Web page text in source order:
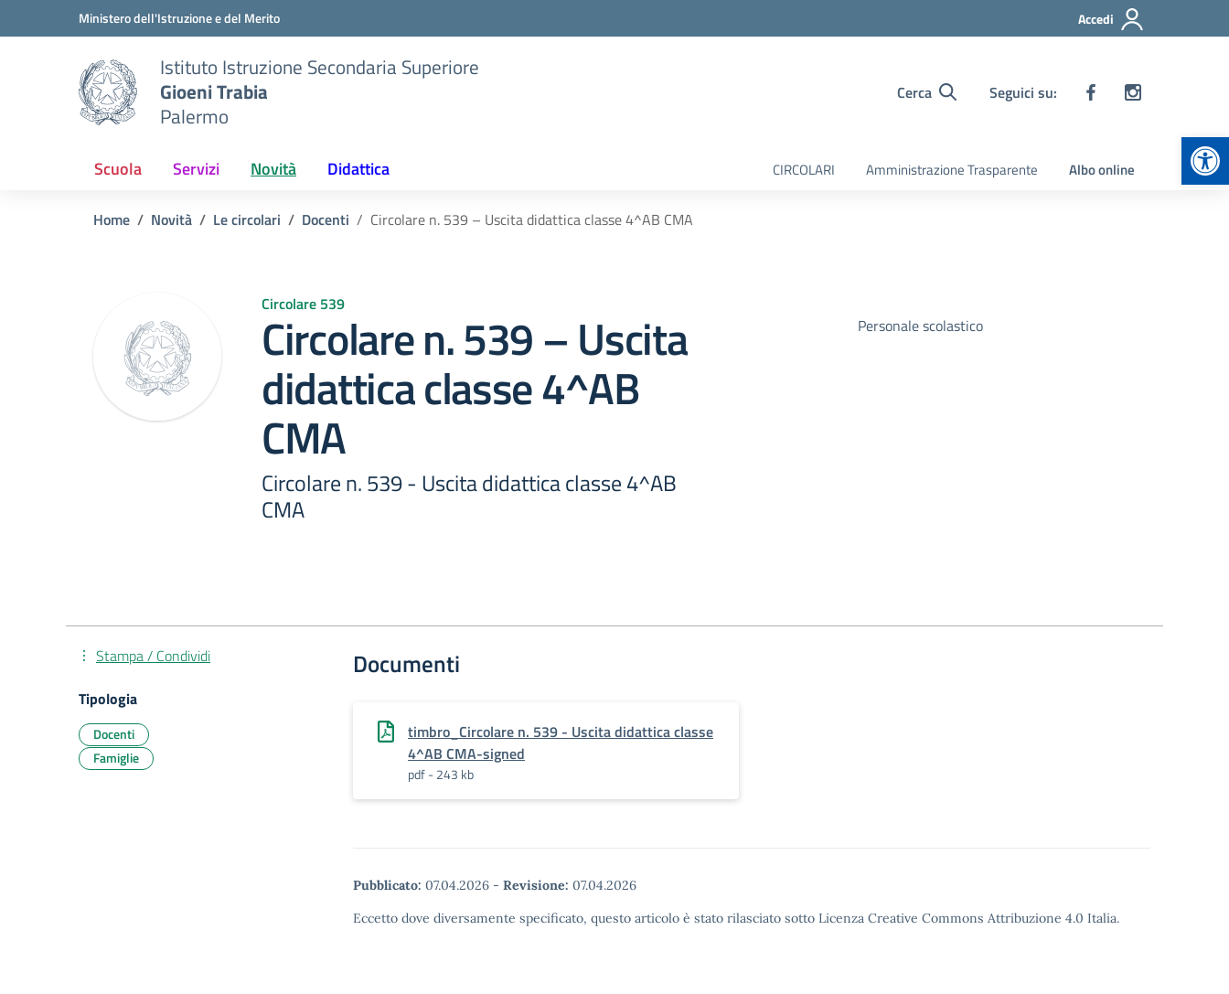
Vai ai contenuti
Vai al menu di navigazioneMinistero dell'Istruzione e del Merito Accedi
Istituto Istruzione Secondaria Superiore
Gioeni Trabia
Palermo
Cerca Seguici su:
Scuola Servizi Novità Didattica CIRCOLARI Amministrazione Trasparente Albo online
Home Novità Le circolari Docenti Circolare n. 539 – Uscita didattica classe 4^AB CMA
Circolare 539
Circolare n. 539 – Uscita
didattica classe 4^AB
CMA
Circolare n. 539 - Uscita didattica classe 4^AB
CMA
Personale scolastico
Documenti
timbro_Circolare n. 539 - Uscita didattica classe
4^AB CMA-signed
pdf - 243 kb
Pubblicato: 07.04.2026 - Revisione: 07.04.2026
Eccetto dove diversamente specificato, questo articolo è stato rilasciato sotto Licenza Creative Commons Attribuzione 4.0 Italia.
Stampa / Condividi
Tipologia
Docenti
Famiglie